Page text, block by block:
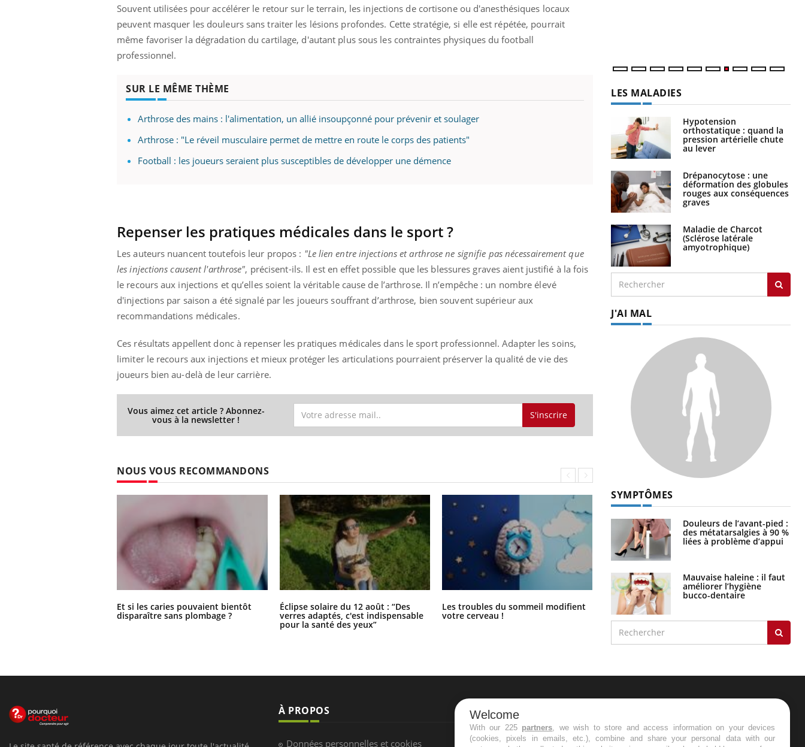
Souvent utilisées pour accélérer le retour sur le terrain, les injections de cortisone ou d'anesthésiques locaux
peuvent masquer les douleurs sans traiter les lésions profondes. Cette stratégie, si elle est répétée, pourrait
même favoriser la dégradation du cartilage, d'autant plus sous les contraintes physiques du football
professionnel.
SUR LE MÊME THÈME
Arthrose des mains : l'alimentation, un allié insoupçonné pour prévenir et soulager
Arthrose : "Le réveil musculaire permet de mettre en route le corps des patients"
Football : les joueurs seraient plus susceptibles de développer une démence
Repenser les pratiques médicales dans le sport ?
Les auteurs nuancent toutefois leur propos : "Le lien entre injections et arthrose ne signifie pas nécessairement que
les injections causent l'arthrose", précisent-ils. Il est en effet possible que les blessures graves aient justifié à la fois
le recours aux injections et qu’elles soient la véritable cause de l’arthrose. Il n’empêche : un nombre élevé
d'injections par saison a été signalé par les joueurs souffrant d’arthrose, bien souvent supérieur aux
recommandations médicales.
Ces résultats appellent donc à repenser les pratiques médicales dans le sport professionnel. Adapter les soins,
limiter le recours aux injections et mieux protéger les articulations pourraient préserver la qualité de vie des
joueurs bien au-delà de leur carrière.
Vous aimez cet article ? Abonnez-
vous à la newsletter ! S'inscrire
NOUS VOUS RECOMMANDONS
Et si les caries pouvaient bientôt
disparaître sans plombage ?
Éclipse solaire du 12 août : “Des
verres adaptés, c'est indispensable
pour la santé des yeux”
Les troubles du sommeil modifient
votre cerveau !
Mon enfant est-il trop sensible ou
simplement très empathique ?
LES MALADIES
Hypotension
orthostatique : quand la
pression artérielle chute
au lever
Drépanocytose : une
déformation des globules
rouges aux conséquences
graves
Maladie de Charcot
(Sclérose latérale
amyotrophique)
J'AI MAL
SYMPTÔMES
Douleurs de l’avant-pied :
des métatarsalgies à 90 %
liées à problème d’appui
Mauvaise haleine : il faut
améliorer l’hygiène
bucco-dentaire
À PROPOS
Données personnelles et cookies
NEWSLETTER
Recevez toutes les semaines les meilleures
Welcome
With our 225 partners, we wish to store and access information on your devices
(cookies, pixels in emails, etc.), combine and share your personal data with our